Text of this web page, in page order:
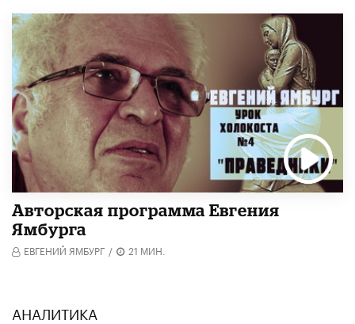
Авторская программа Евгения
Ямбурга
ЕВГЕНИЙ ЯМБУРГ / 21 МИН.
АНАЛИТИКА